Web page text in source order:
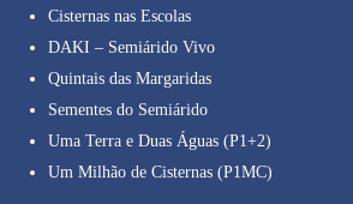
Cisternas nas Escolas
DAKI – Semiárido Vivo
Quintais das Margaridas
Sementes do Semiárido
Uma Terra e Duas Águas (P1+2)
Um Milhão de Cisternas (P1MC)